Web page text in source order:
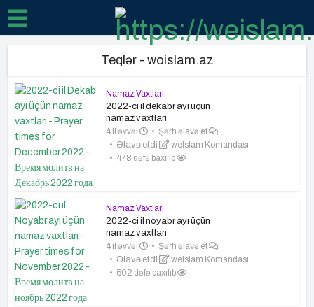
Teqlər - woislam.az
Namaz Vaxtları
2022-ci il dekabr ayı üçün
namaz vaxtları
4 il əvvəl
Şərh əlavə et
Əlavə etdi
weIslam Komandası
478 dəfə baxılıb
Namaz Vaxtları
2022-ci il noyabr ayı üçün
namaz vaxtları
4 il əvvəl
Şərh əlavə et
Əlavə etdi
weIslam Komandası
502 dəfə baxılıb